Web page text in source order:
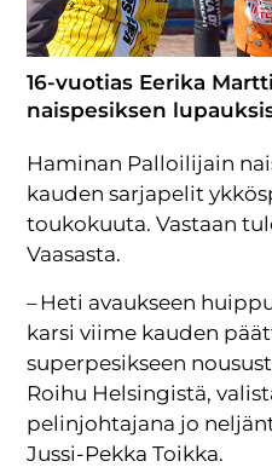
16-vuotias Eerika
naispesiksen
Haminan Palloilijain
kauden sarjapelit
toukokuuta. Vastaan
Vaasasta.
– Heti avaukseen
karsi viime kauden
superpesikseen
Roihu Helsingistä,
pelinjohtajana jo
Jussi-Pekka Toikka.